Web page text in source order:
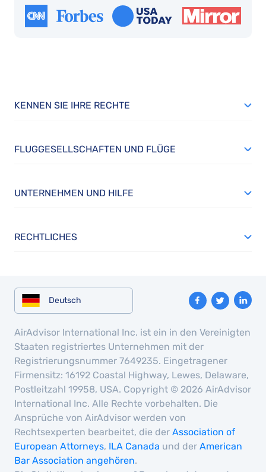
KENNEN SIE IHRE RECHTE
FLUGGESELLSCHAFTEN UND FLÜGE
UNTERNEHMEN UND HILFE
RECHTLICHES
Deutsch
AirAdvisor International Inc. ist ein in den Vereinigten
Staaten registriertes Unternehmen mit der
Registrierungsnummer 7649235. Eingetragener
Firmensitz: 16192 Coastal Highway, Lewes, Delaware,
Postleitzahl 19958, USA. Copyright © 2026 AirAdvisor
International Inc. Alle Rechte vorbehalten. Die
Ansprüche von AirAdvisor werden von
Rechtsexperten bearbeitet, die der Association of
European Attorneys, ILA Canada und der American
Bar Association angehören.